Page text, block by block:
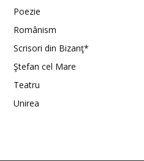
Poezie
Românism
Scrisori din Bizanţ*
Ştefan cel Mare
Teatru
Unirea